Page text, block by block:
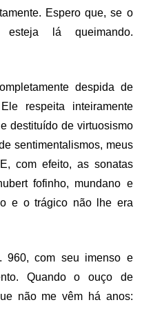
Espero que, se o
lá queimando.
despida de
respeita inteiramente
destituído de virtuosismo
sentimentalismos, meus
com efeito, as sonatas
fofinho, mundano e
e o trágico não lhe era
960, com seu imenso e
Quando o ouço de
não me vêm há anos: